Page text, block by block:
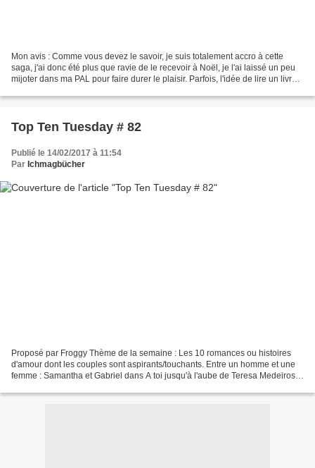
Mon avis : Comme vous devez le savoir, je suis totalement accro à cette
saga, j'ai donc été plus que ravie de le recevoir à Noël, je l'ai laissé un peu
mijoter dans ma PAL pour faire durer le plaisir. Parfois, l'idée de lire un livre
Top Ten Tuesday # 82
Publié le 14/02/2017 à 11:54
Par Ichmagbücher
Proposé par Froggy Thème de la semaine : Les 10 romances ou histoires
d'amour dont les couples sont aspirants/touchants. Entre un homme et une
femme : Samantha et Gabriel dans A toi jusqu'à l'aube de Teresa Medeiros /